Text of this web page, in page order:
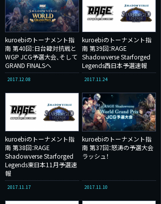
kuroebiのトーナメント指
南 第40回：日台韓対抗戦と
WGP JCG予選大会、そして
GRAND FINALSへ
2017.12.08
kuroebiのトーナメント指
南 第39回：RAGE
Shadowverse Starforged
Legends西日本予選速報
2017.11.24
kuroebiのトーナメント指
南 第38回：RAGE
Shadowverse Starforged
Legends東日本11月予選速
報
2017.11.17
kuroebiのトーナメント指
南 第37回：怒涛の予選大会
ラッシュ！
2017.11.10